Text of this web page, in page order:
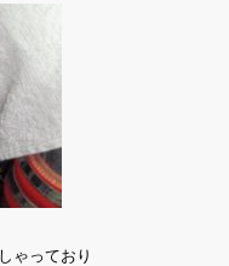
ゃっており